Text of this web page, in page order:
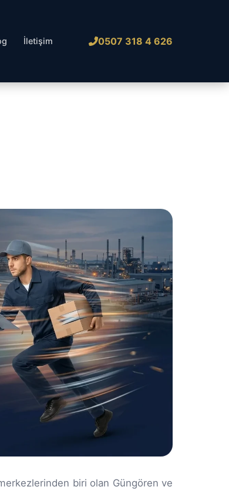
İletişim 0507 318 4 626
biri olan Güngören ve